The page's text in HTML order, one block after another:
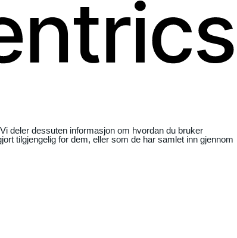
deler dessuten informasjon om hvordan du bruker
tilgjengelig for dem, eller som de har samlet inn gjennom